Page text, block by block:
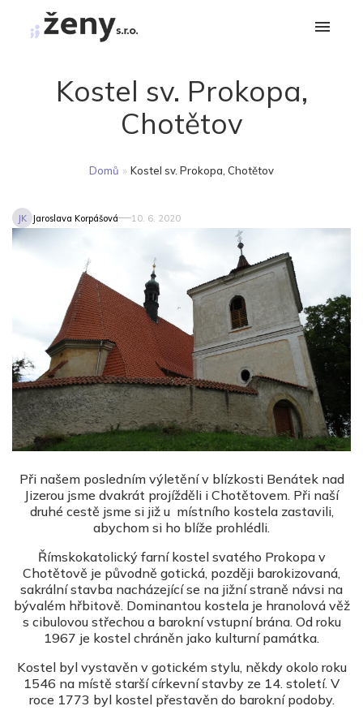
Kostel sv. Prokopa,
Chotětov
Domů » Kostel sv. Prokopa, Chotětov
JK Jaroslava Korpášová 10. 6. 2020
Při našem posledním výletění v blízkosti Benátek nad
Jizerou jsme dvakrát projížděli i Chotětovem. Při naší
druhé cestě jsme si již u místního kostela zastavili,
abychom si ho blíže prohlédli.
Římskokatolický farní kostel svatého Prokopa v
Chotětově je původně gotická, později barokizovaná,
sakrální stavba nacházející se na jižní straně návsi na
bývalém hřbitově. Dominantou kostela je hranolová věž
s cibulovou střechou a barokní vstupní brána. Od roku
1967 je kostel chráněn jako kulturní památka.
Kostel byl vystavěn v gotickém stylu, někdy okolo roku
1546 na místě starší církevní stavby ze 14. století. V
roce 1773 byl kostel přestavěn do barokní podoby.